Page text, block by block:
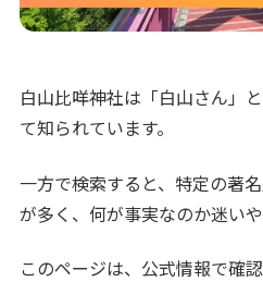
白山比咩神社は「白山さん」
て知られています。
一方で検索すると、特定の著
が多く、何が事実なのか迷いや
このページは、公式情報で確